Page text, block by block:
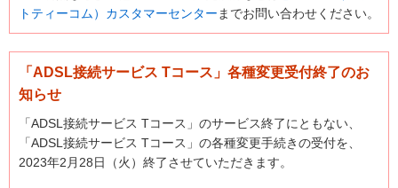
トティーコム）カスタマーセンター までお問い合わせください。
「ADSL接続サービス Tコース」各種変更受付終了のお
知らせ
「ADSL接続サービス Tコース」のサービス終了にともない、
「ADSL接続サービス Tコース」の各種変更手続きの受付を、
2023年2月28日（火）終了させていただきます。